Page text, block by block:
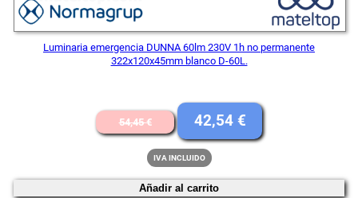
Luminaria emergencia DUNNA 60lm 230V 1h no permanente
322x120x45mm blanco D-60L.
54,45€
El
precio
original
era:
42,54 €
El
precio
IVA INCLUIDO
Añadir al carrito